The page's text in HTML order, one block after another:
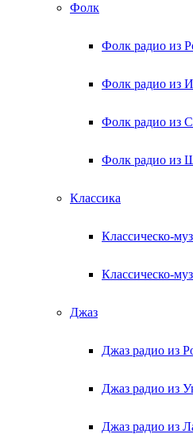
Фолк
Фолк радио из
Фолк радио из
Фолк радио из
Фолк радио из
Классика
Классическо-
Классическо-
Джаз
Джаз радио из
Джаз радио из
Джаз радио из